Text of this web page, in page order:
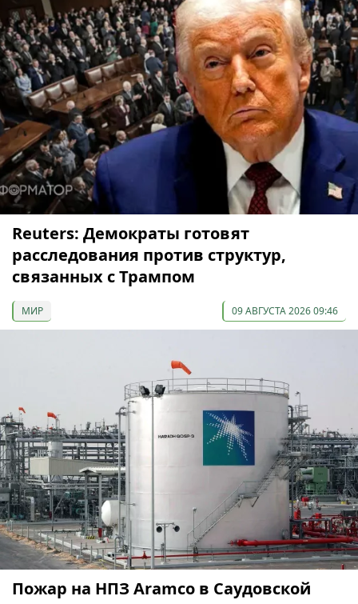
Reuters: Демократы готовят
расследования против структур,
связанных с Трампом
МИР 09 АВГУСТА 2026 09:46
Пожар на НПЗ Aramco в Саудовской